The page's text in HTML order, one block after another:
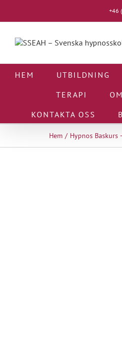
innehållet
+46
HEM UTBILDNING
TERAPI
KONTAKTA OSS
Hem Hypnos Baskurs